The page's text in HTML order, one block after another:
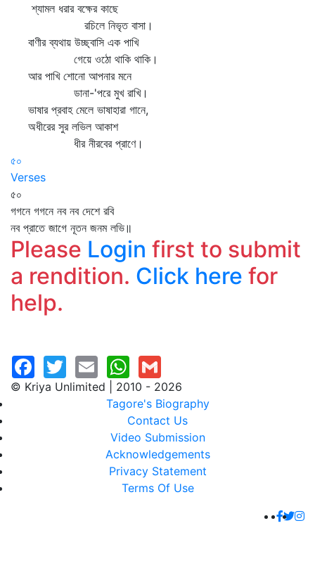
শ্যামল ধরার বক্ষের কাছে
রচিলে নিভৃত বাসা।
বাণীর ব্যথায় উচ্ছ্বাসি এক পাখি
গেয়ে ওঠো থাকি থাকি।
আর পাখি শোনো আপনার মনে
ডানা-'পরে মুখ রাখি।
ভাষার প্রবাহ মেলে ভাষাহারা গানে,
অধীরের সুর লভিল আকাশ
ধীর নীরবের প্রাণে।
৫০
Verses
৫০
গগনে গগনে নব নব দেশে রবি
নব প্রাতে জাগে নূতন জনম লভি॥
Please Login first to submit
a rendition. Click here for
help.
© Kriya Unlimited | 2010 - 2026
Tagore's Biography
Contact Us
Video Submission
Acknowledgements
Privacy Statement
Terms Of Use